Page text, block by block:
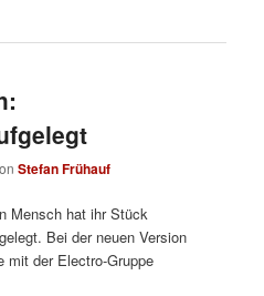
Stefan Frühauf
Mensch hat ihr Stück
Bei der neuen Version
mit der Electro-Gruppe